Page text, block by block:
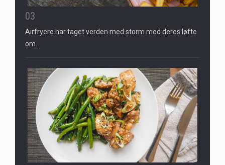
03
Airfryere har taget verden med storm med deres løfte
om…